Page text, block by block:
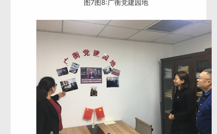
图7图8:广衡党建园地